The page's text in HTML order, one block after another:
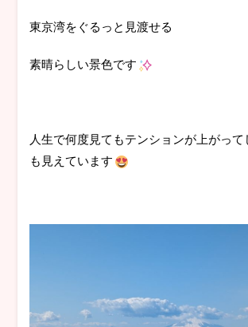
東京湾をぐるっと見渡せる
素晴らしい景色です
人生で何度見てもテンションが上がっ
も見えています